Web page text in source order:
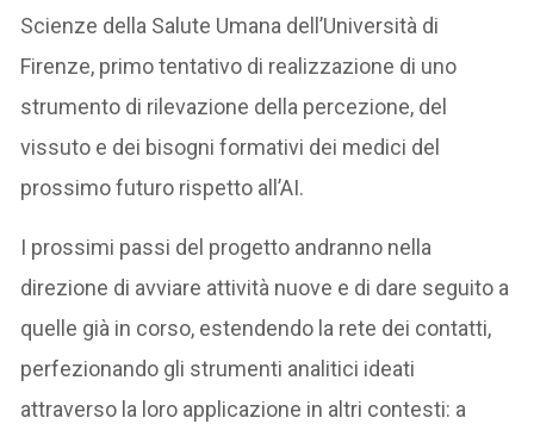
Scienze della Salute Umana dell’Università di
Firenze, primo tentativo di realizzazione di uno
strumento di rilevazione della percezione, del
vissuto e dei bisogni formativi dei medici del
prossimo futuro rispetto all’AI.
I prossimi passi del progetto andranno nella
direzione di avviare attività nuove e di dare seguito a
quelle già in corso, estendendo la rete dei contatti,
perfezionando gli strumenti analitici ideati
attraverso la loro applicazione in altri contesti: a